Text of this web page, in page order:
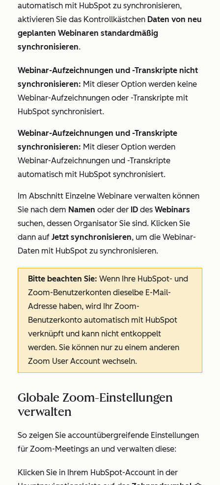
automatisch mit HubSpot zu synchronisieren,
aktivieren Sie das Kontrollkästchen Daten von neu
geplanten Webinaren standardmäßig
synchronisieren.
Webinar-Aufzeichnungen und -Transkripte nicht
synchronisieren: Mit dieser Option werden keine
Webinar-Aufzeichnungen oder -Transkripte mit
HubSpot synchronisiert.
Webinar-Aufzeichnungen und -Transkripte
synchronisieren: Mit dieser Option werden
Webinar-Aufzeichnungen und -Transkripte
automatisch mit HubSpot synchronisiert.
Im Abschnitt Einzelne Webinare verwalten können
Sie nach dem Namen oder der ID des Webinars
suchen, dessen Organisator Sie sind. Klicken Sie
dann auf Jetzt synchronisieren, um die Webinar-
Daten mit HubSpot zu synchronisieren.
Bitte beachten Sie: Wenn Ihre HubSpot- und
Zoom-Benutzerkonten dieselbe E-Mail-
Adresse haben, wird Ihr Zoom-
Benutzerkonto automatisch mit HubSpot
verknüpft und kann nicht entkoppelt
werden. Sie können nur zu einem anderen
Zoom User Account wechseln.
Globale Zoom-Einstellungen
verwalten
So zeigen Sie accountübergreifende Einstellungen
für Zoom-Meetings an und verwalten diese:
Klicken Sie in Ihrem HubSpot-Account in der